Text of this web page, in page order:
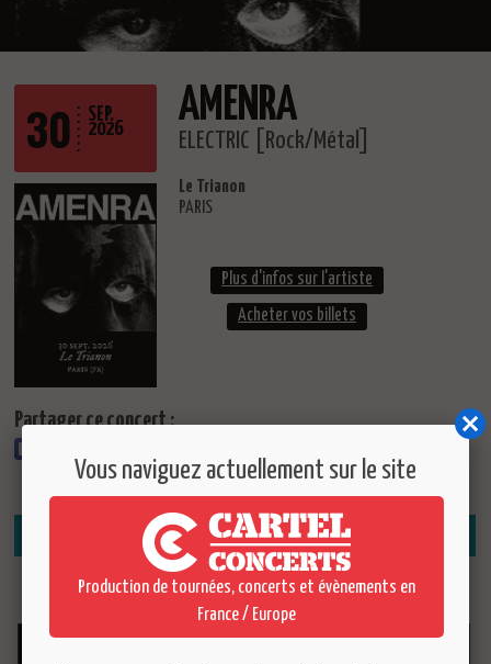
30 SEP.
2026 AMENRA
ELECTRIC [Rock/Métal]
Le Trianon
PARIS
Plus d'infos sur l'artiste
Acheter vos billets
Partager ce concert :
AUTRES DATES DE L'ARTISTE
AGENDA
Vous naviguez actuellement sur le site
Production de tournées, concerts et évènements en
France / Europe